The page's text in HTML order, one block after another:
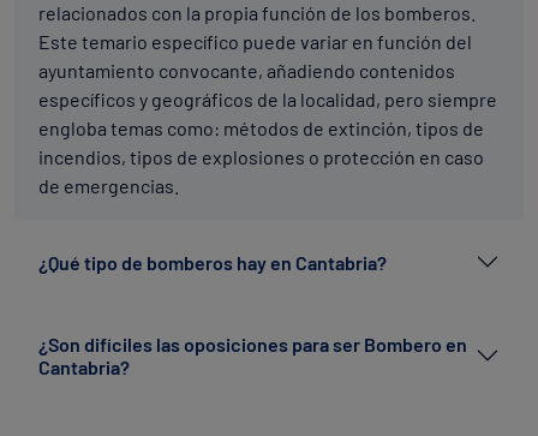
relacionados con la propia función de los bomberos.
Este temario específico puede variar en función del
ayuntamiento convocante, añadiendo contenidos
específicos y geográficos de la localidad, pero siempre
engloba temas como: métodos de extinción, tipos de
incendios, tipos de explosiones o protección en caso
de emergencias.
¿Qué tipo de bomberos hay en Cantabria?
¿Son difíciles las oposiciones para ser Bombero en
Cantabria?